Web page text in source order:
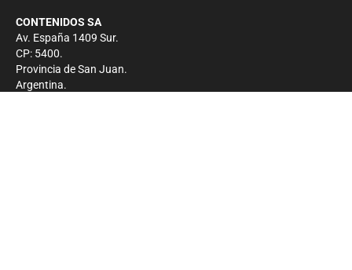
CONTENIDOS SA
Av. España 1409 Sur.
CP: 5400.
Provincia de San Juan.
Argentina.